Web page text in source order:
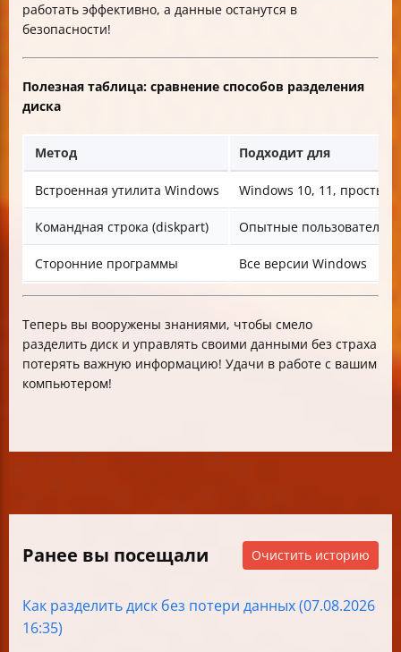
работать эффективно, а данные останутся в
безопасности!
Полезная таблица: сравнение способов разделения
диска
Метод Подходит для
Встроенная утилита Windows Windows 10, 11, простые
Командная строка (diskpart) Опытные пользователи
Сторонние программы Все версии Windows
Теперь вы вооружены знаниями, чтобы смело
разделить диск и управлять своими данными без страха
потерять важную информацию! Удачи в работе с вашим
компьютером!
Ранее вы посещали Очистить историю
Как разделить диск без потери данных (07.08.2026
16:35)